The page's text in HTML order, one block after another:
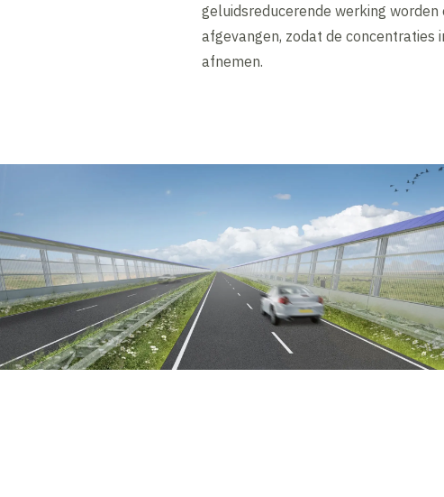
geluidsreducerende werking
afgevangen, zodat de concentraties
afnemen.